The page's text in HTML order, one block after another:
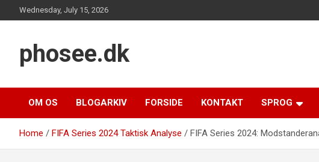
to
Wednesday, July 15, 2026
phosee.dk
OM OS BLOGARKIV FORSIDE KONTAKT SPROG
Home FIFA Series 2024 Taktisk Analyse FIFA Series 2024: